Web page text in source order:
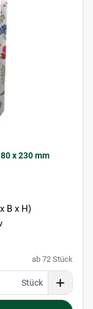
x 230 mm
B x H)
ab 72 Stück
Stück